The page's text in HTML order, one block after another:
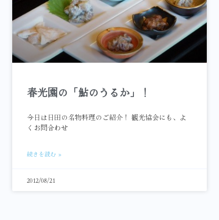
春光園の「鮎のうるか」！
今日は日田の名物料理のご紹介！ 観光協会にも、よ
くお問合わせ
続きを読む »
2012/08/21